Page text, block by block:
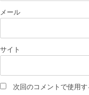
メール
サイト
次回のコメントで使用